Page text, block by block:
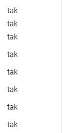
tak
tak
tak
tak
tak
tak
tak
tak